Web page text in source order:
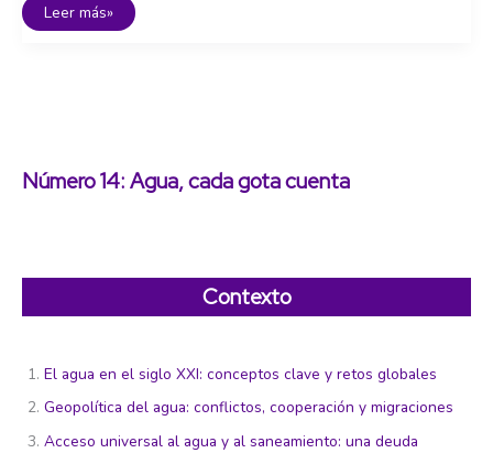
Número 14: Agua, cada gota cuenta
Contexto
El agua en el siglo XXI: conceptos clave y retos globales
Geopolítica del agua: conflictos, cooperación y migraciones
Acceso universal al agua y al saneamiento: una deuda
Propuestas
para
Leer más»